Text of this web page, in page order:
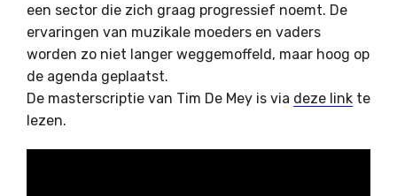
een sector die zich graag progressief noemt. De
ervaringen van muzikale moeders en vaders
worden zo niet langer weggemoffeld, maar hoog op
de agenda geplaatst.
De masterscriptie van Tim De Mey is via deze link te
lezen.